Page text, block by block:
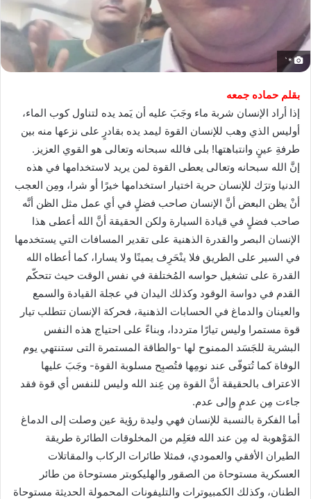
*`
بقلم حماده جمعه
إذا أراد الإنسان شربة ماء وجَبَ عليه أن يَمد يده لتناول كوب الماء،
أوليس الذي وهب للإنسان القوة ليمد يده بقادرٍ على نزعها منه بين
طرفةِ عينٍ وانتباهتها! بلى فالله سبحانه وتعالى هو القوي العزيز.
إنَّ الله سبحانه وتعالى يعطى القوة لمن يريد لاستخدامها في هذه
الدنيا وترَك للإنسان حرية اختيار استخدامها خيرًا أو شرا، ومِن العجب
أنْ يظن البعض أنَّ الإنسان صاحب فضلٍ في أي عمل مثل الظن أنَّه
صاحب فضلٍ في قيادة السيارة ولكن الحقيقة أنَّ الله أعطى هذا
الإنسان البصر والقدرة الذهنية على تقدير المسافات التي يستخدمها
في السير على الطريق فلا ينْحَرِف يمينًا ولا يسارا، كما أعطاه الله
القدرة على تشغيل حواسه المُختلفة في نفس الوقت حيث تتحكّم
القدم في دواسة الوقود وكذلك اليدان في عجلة القيادة والسمع
والعينان والدماغ في الحسابات الذهنية، فحركة الإنسان تتطلب تيار
قوة مستمرا وليس تيارًا مترددا، وبناءً على احتياج هذه النفس
البشرية للجَسَد الممنوح لها -والطاقة المستمرة التى ستنتهي يوم
الوفاة كما تُتوفّى عند نومِها فتُصبِح مسلوبة القوة- وجَبَ عليها
الاعتراف بالحقيقة أنَّ القوة مِن عِند الله وليس للنفس أي قوة فقد
جاءت مِن عدمٍ وإلى عدم.
أما الفكرة بالنسبة للإنسان فهي وليدة رؤية عين وصلت إلى الدماغ
المَوْهوبة له مِن عند الله فعَلِم من المخلوقات الطائرة طريقة
الطيران الأفقي والعمودي، فمثلا طائرات الركاب والمقاتلات
العسكرية مستوحاة من الصقور والهليكوبتر مستوحاة من طائر
الطنان، وكذلك الكمبيوترات والتليفونات المحمولة الحديثة مستوحاة